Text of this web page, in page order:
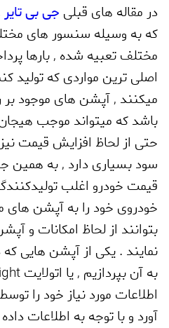
در مقاله های قبلی جی بی تایر
که به وسیله سنسور های
مختلف تعبیه شده ,بارها
اصلی ترین مواردی که تولید
میکنند ,آپشن های موجود
باشد که میتواند موجب
حتی از لحاظ افزایش قیمت نیز
سود بسیاری دارد ,به همین
قیمت خودرو اغلب
خودروی خود را به آپشن های
بتوانند از لحاظ امکانات و
نمایند . یکی از آپشن هایی
به آن بپردازیم ,یا اتولایت
اطلاعات مورد نیاز خود را
آورد و با توجه به اطلاعات